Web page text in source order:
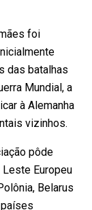
foi
das batalhas
Mundial, a
à Alemanha
vizinhos.
pôde
Europeu
Belarus